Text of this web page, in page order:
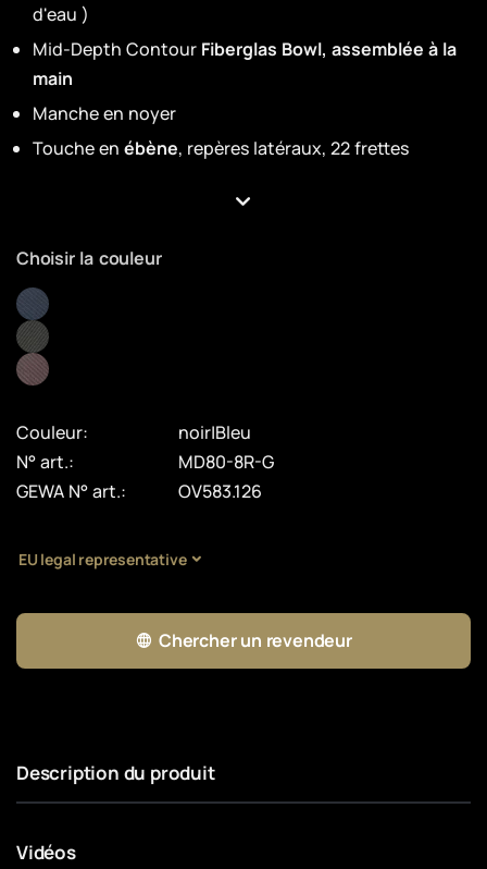
d'eau )
Mid-Depth Contour Fiberglas Bowl, assemblée à la
main
Manche en noyer
Touche en ébène, repères latéraux, 22 frettes
Choisir la couleur
Couleur:
noir|Bleu
N° art.:
MD80-8R-G
GEWA N° art.:
OV583.126
EU legal representative
Chercher un revendeur
Description du produit
Vidéos